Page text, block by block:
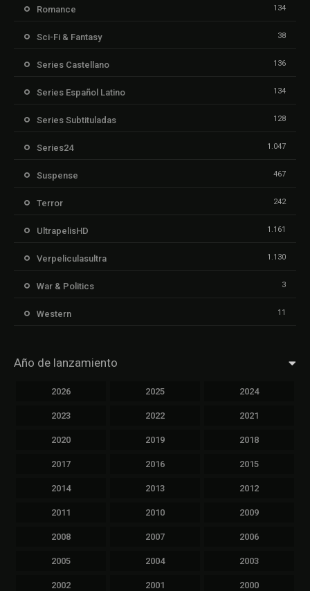
Romance 134
Sci-Fi & Fantasy 38
Series Castellano 136
Series Español Latino 134
Series Subtituladas 128
Series24 1.047
Suspense 467
Terror 242
UltrapelisHD 1.161
Verpeliculasultra 1.130
War & Politics 3
Western 11
Año de lanzamiento
2026 2025 2024
2023 2022 2021
2020 2019 2018
2017 2016 2015
2014 2013 2012
2011 2010 2009
2008 2007 2006
2005 2004 2003
2002 2001 2000